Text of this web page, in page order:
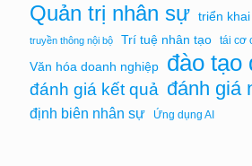
Quản trị nhân sự triển
truyền thông nội bộ Trí tuệ nhân tạo tái cơ
Văn hóa doanh nghiệp đào tạo
đánh giá kết quả đánh giá
định biên nhân sự Ứng dụng AI